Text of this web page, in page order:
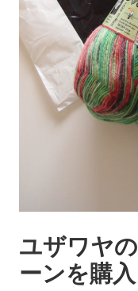
ユザワヤ
ーンを購